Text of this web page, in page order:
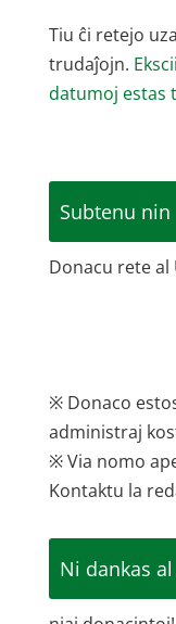
Tiu ĉi retejo
trudaĵojn.
datumoj estas
Subtenu nin
Donacu rete al
※ Donaco
administraj
※ Via nomo
Kontaktu la
Ni dankas